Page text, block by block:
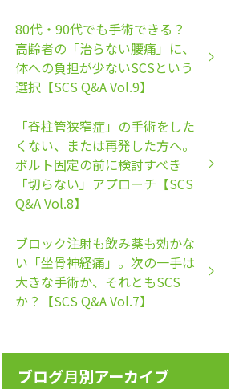
80代・90代でも手術できる？
高齢者の「治らない腰痛」に、
体への負担が少ないSCSという
選択【SCS Q&A Vol.9】
「脊柱管狭窄症」の手術をした
くない、または再発した方へ。
ボルト固定の前に検討すべき
「切らない」アプローチ【SCS
Q&A Vol.8】
ブロック注射も飲み薬も効かな
い「坐骨神経痛」。次の一手は
大きな手術か、それともSCS
か？【SCS Q&A Vol.7】
ブログ月別アーカイブ